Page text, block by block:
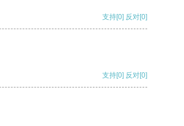
支持[0] 反对[0]
支持[0] 反对[0]